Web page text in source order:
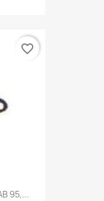
95,...
favorite_border